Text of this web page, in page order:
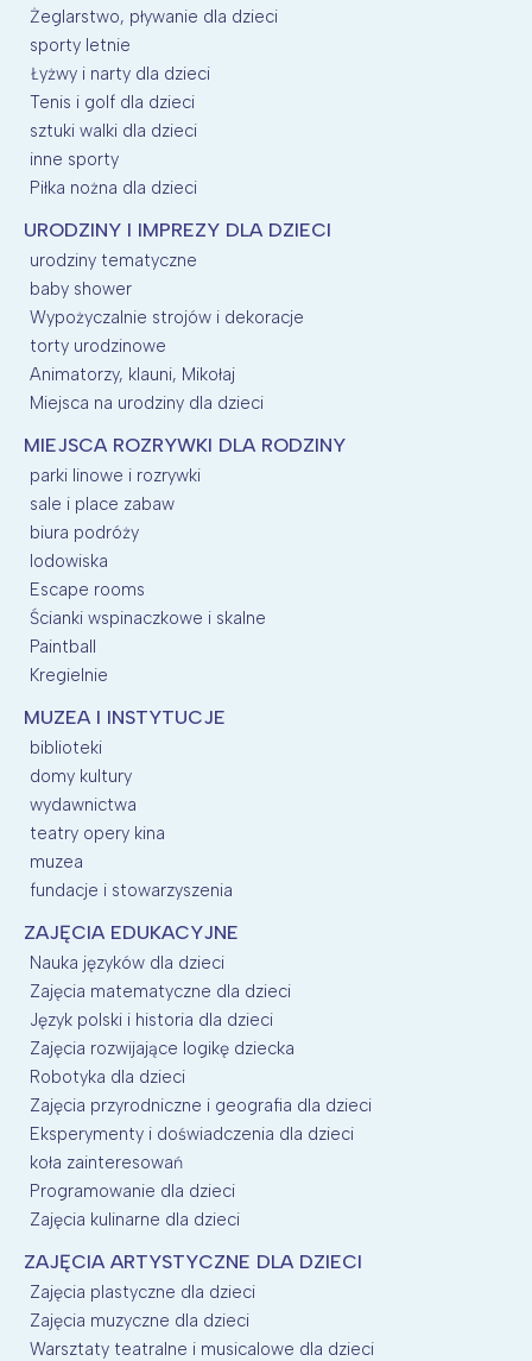
Żeglarstwo, pływanie dla dzieci
sporty letnie
Łyżwy i narty dla dzieci
Tenis i golf dla dzieci
sztuki walki dla dzieci
inne sporty
Piłka nożna dla dzieci
URODZINY I IMPREZY DLA DZIECI
urodziny tematyczne
baby shower
Wypożyczalnie strojów i dekoracje
torty urodzinowe
Animatorzy, klauni, Mikołaj
Miejsca na urodziny dla dzieci
MIEJSCA ROZRYWKI DLA RODZINY
parki linowe i rozrywki
sale i place zabaw
biura podróży
lodowiska
Escape rooms
Ścianki wspinaczkowe i skalne
Paintball
Kregielnie
MUZEA I INSTYTUCJE
biblioteki
domy kultury
wydawnictwa
teatry opery kina
muzea
fundacje i stowarzyszenia
ZAJĘCIA EDUKACYJNE
Nauka języków dla dzieci
Zajęcia matematyczne dla dzieci
Język polski i historia dla dzieci
Zajęcia rozwijające logikę dziecka
Robotyka dla dzieci
Zajęcia przyrodniczne i geografia dla dzieci
Eksperymenty i doświadczenia dla dzieci
koła zainteresowań
Programowanie dla dzieci
Zajęcia kulinarne dla dzieci
ZAJĘCIA ARTYSTYCZNE DLA DZIECI
Zajęcia plastyczne dla dzieci
Zajęcia muzyczne dla dzieci
Warsztaty teatralne i musicalowe dla dzieci